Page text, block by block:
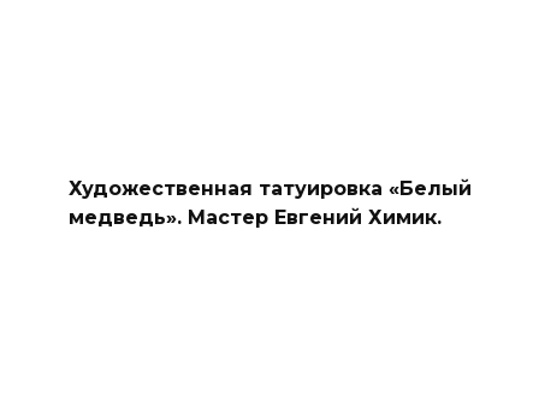
Художественная татуировка «Белый
медведь». Мастер Евгений Химик.